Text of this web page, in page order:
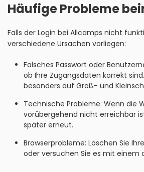
Häufige Probleme
Falls der Login bei Allcamps nicht
verschiedene Ursachen vorliegen:
Falsches Passwort oder
ob Ihre Zugangsdaten korrekt
besonders auf Groß- und
Technische Probleme: Wenn die
vorübergehend nicht erreichbar
später erneut.
Browserprobleme: Löschen Sie
oder versuchen Sie es mit einem